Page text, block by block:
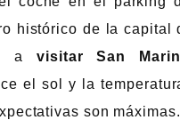
histórico de la capital
avisitar San
el sol y la
son máximas.